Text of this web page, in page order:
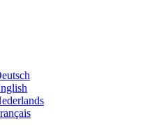
zu
Deutsch
wechseln
zu
Sprache
Sprache